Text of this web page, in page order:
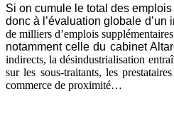
Si on cumule le total des
donc à l’évaluation globale
de milliers d’emplois
notamment celle du cabinet
indirects, la désindustrialisation
sur les sous-traitants, les
commerce de proximité…